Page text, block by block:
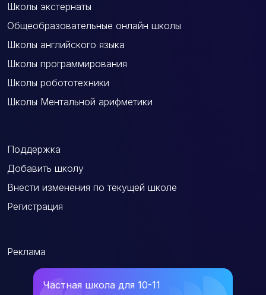
Школы экстернаты
Общеобразовательные онлайн школы
Школы английского языка
Школы программирования
Школы робототехники
Школы Ментальной арифметики
Поддержка
Добавить школу
Внести изменения по текущей школе
Регистрация
Реклама
Частная школа для 10-11